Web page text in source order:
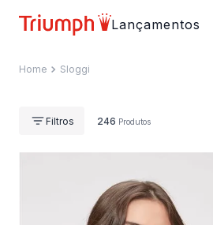
Lançamentos
Sloggi
246 Produtos